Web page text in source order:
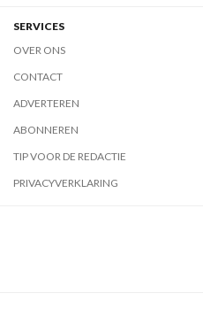
SERVICES
OVER ONS
CONTACT
ADVERTEREN
ABONNEREN
TIP VOOR DE REDACTIE
PRIVACYVERKLARING